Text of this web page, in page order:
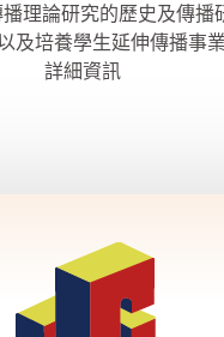
理論研究的歷史及傳播
及培養學生延伸傳播事
詳細資訊